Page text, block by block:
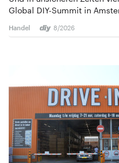
Global DIY-Summit in
Handel 8/2026